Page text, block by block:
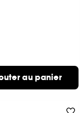
au panier